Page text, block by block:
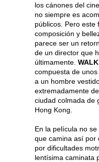
los cánones del
no siempre es
públicos. Pero este
composición y
parece ser un
de un director que
últimamente.
compuesta de
a un hombre
extremadamente
ciudad colmada de
Hong Kong.
En la película no
que camina así por
por dificultades
lentísima caminata